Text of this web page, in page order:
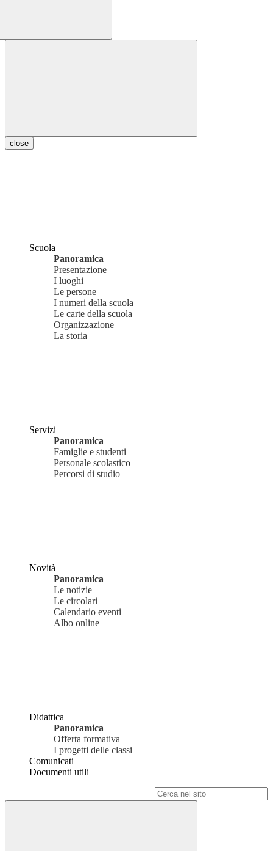
close
Scuola
Panoramica
Presentazione
I luoghi
Le persone
I numeri della scuola
Le carte della scuola
Organizzazione
La storia
Servizi
Panoramica
Famiglie e studenti
Personale scolastico
Percorsi di studio
Novità
Panoramica
Le notizie
Le circolari
Calendario eventi
Albo online
Didattica
Panoramica
Offerta formativa
I progetti delle classi
Comunicati
Documenti utili